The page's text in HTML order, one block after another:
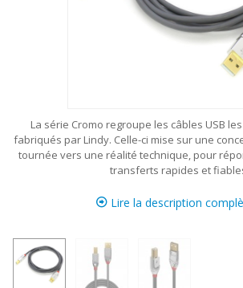
La série Cromo regroupe les câbles USB
fabriqués par Lindy. Celle-ci mise sur une
tournée vers une réalité technique, pour
transferts rapides et
Lire la description